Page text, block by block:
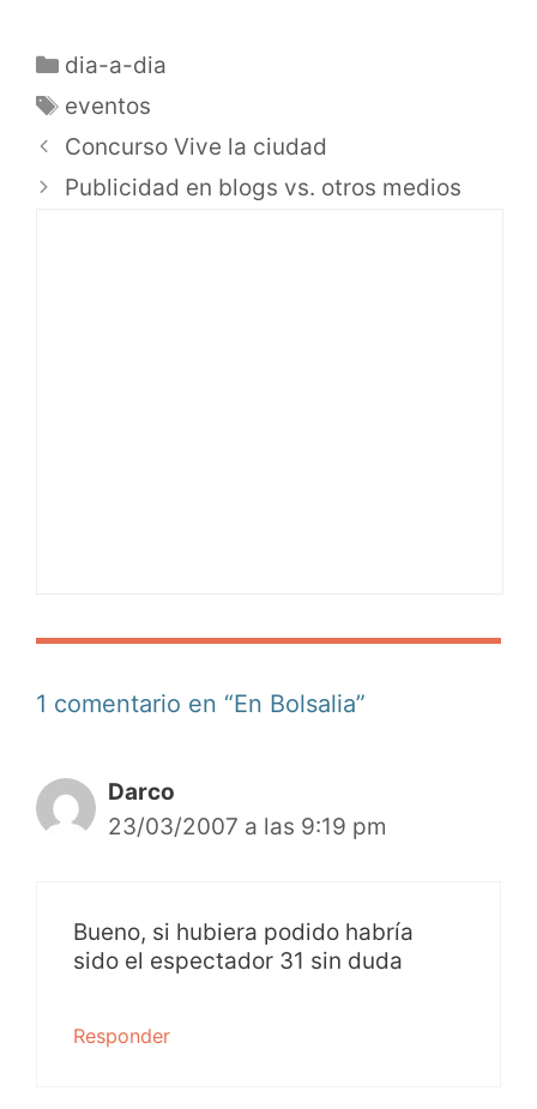
dia-a-dia
eventos
Concurso Vive la ciudad
Publicidad en blogs vs. otros medios
1 comentario en “En Bolsalia”
Darco
23/03/2007 a las 9:19 pm
Bueno, si hubiera podido habría
sido el espectador 31 sin duda
Responder